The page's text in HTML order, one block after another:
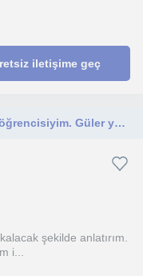
iletişime geç
Moleküler biyoloji ve genetik master öğrencisiyim. Güler yüzlü, dinamik, öğretmeyi seven ve motive ediciyim. Her yaş grubuna uygun
şekilde anlatırım.
i...